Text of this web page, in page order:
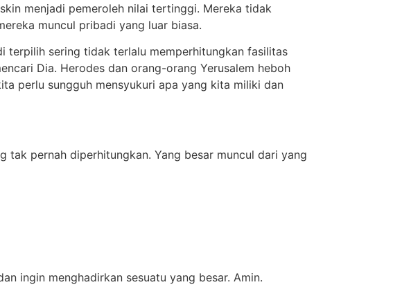
menjadi pemeroleh nilai tertinggi. Mereka tidak
muncul pribadi yang luar biasa.
terpilih sering tidak terlalu memperhitungkan fasilitas
Dia. Herodes dan orang-orang Yerusalem heboh
perlu sungguh mensyukuri apa yang kita miliki dan
tak pernah diperhitungkan. Yang besar muncul dari yang
ingin menghadirkan sesuatu yang besar. Amin.